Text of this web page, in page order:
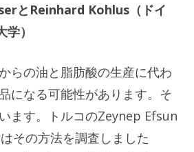
とReinhard Kohlus（ドイ
）
らの油と脂肪酸の生産に代わ
になる可能性があります。そ
ます。トルコのZeynep Efsun
その方法を調査しました